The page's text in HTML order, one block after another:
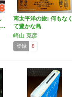
…
南太平洋の旅: 何もなく
て豊かな島
崎山 克彦
登録 8